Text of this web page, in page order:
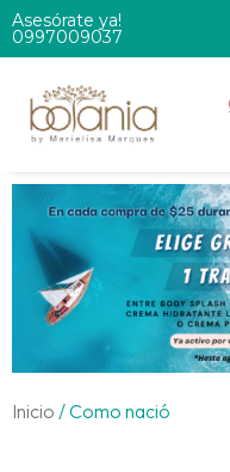
Asesórate ya!
0997009037
Inicio / Como nació